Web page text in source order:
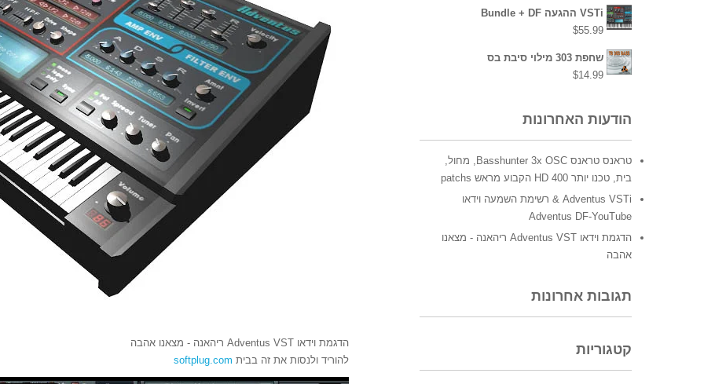
הדגמת וידאו Adventus VST ריהאנה - מצאנו אהבה
להוריד ולנסות את זה בבית softplug.com
VSTi ההגעה Bundle + DF
$55.99
שחפת 303 מילוי סיבת בס
$14.99
הודעות האחרונות
טראנס טראנס Basshunter 3x OSC, מחול,
בית, טכנו יותר 400 HD הקבוע מראש patchs
Adventus VSTi & רשימת השמעה וידאו
Adventus DF-YouTube
הדגמת וידאו Adventus VST ריהאנה - מצאנו
אהבה
תגובות אחרונות
קטגוריות